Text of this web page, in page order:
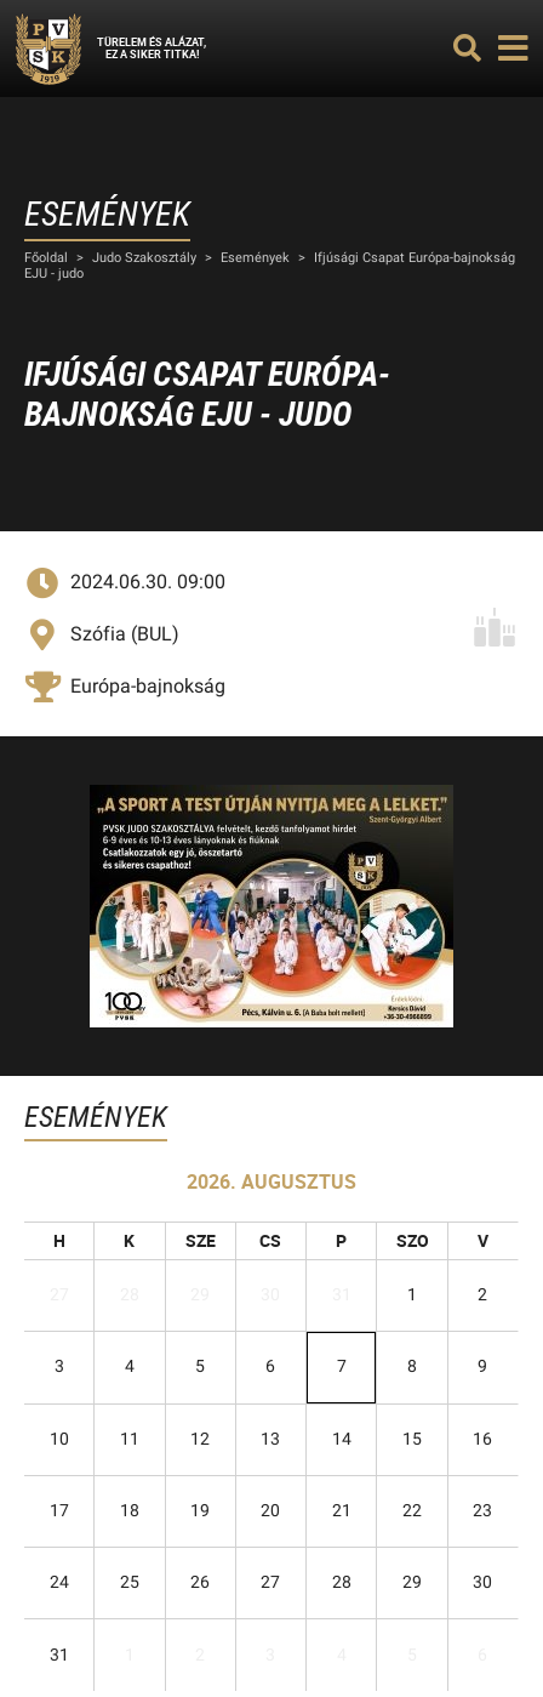
TÜRELEM ÉS ALÁZAT,
EZ A SIKER TITKA!
ESEMÉNYEK
Főoldal > Judo Szakosztály > Események >
Ifjúsági Csapat Európa-bajnokság
EJU - judo
IFJÚSÁGI CSAPAT EURÓPA-
BAJNOKSÁG EJU - JUDO
2024.06.30. 09:00
Szófia (BUL)
Európa-bajnokság
ESEMÉNYEK
2026. AUGUSZTUS
H K SZE CS P SZO V
1 2
3 4 5 6 7 8 9
10 11 12 13 14 15 16
17 18 19 20 21 22 23
24 25 26 27 28 29 30
31